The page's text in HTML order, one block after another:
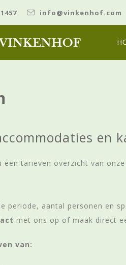
info@vinkenhof.com
en
een tarieven overzicht van
periode, aantal personen en
met ons op of maak direct
van: